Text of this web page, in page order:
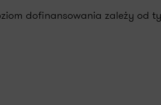
dofinansowania zależy od